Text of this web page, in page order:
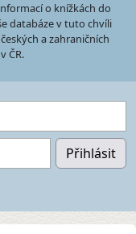
o knížkách do
databáze v tuto chvíli
českých a zahraničních
ČR.
Přihlásit